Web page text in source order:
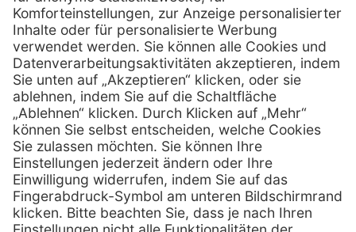
01 / 718 19 61 99
Telefax:01 / 718 19 61 23
E-Mail: info @ henryscheinmed.at
Services
Vorteile
Eigenmarke
Leasing
Technischer Service
Kataloge / Downloads
Hilfe
FAQs
Kontakt
Außendienst
Lob & Kritik
Retoure anmelden